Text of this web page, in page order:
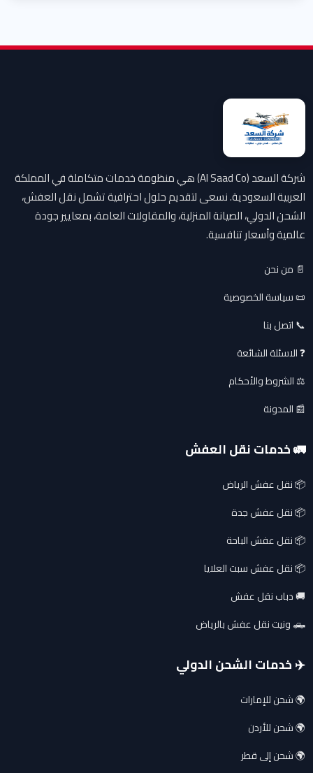
شركة السعد (Al Saad Co) هي منظومة خدمات متكاملة في المملكة
العربية السعودية. نسعى لتقديم حلول احترافية تشمل نقل العفش،
الشحن الدولي، الصيانة المنزلية، والمقاولات العامة، بمعايير جودة
عالمية وأسعار تنافسية.
📄 من نحن
📜 سياسة الخصوصية
📞 اتصل بنا
❓ الاسئلة الشائعة
⚖️ الشروط والأحكام
📰 المدونة
🚛 خدمات نقل العفش
📦 نقل عفش الرياض
📦 نقل عفش جدة
📦 نقل عفش الباحة
📦 نقل عفش سبت العلايا
🚚 دباب نقل عفش
🛻 ونيت نقل عفش بالرياض
✈️ خدمات الشحن الدولي
🌍 شحن للإمارات
🌍 شحن للأردن
🌍 شحن إلى قطر